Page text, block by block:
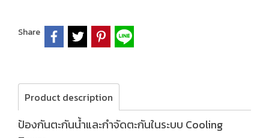
Share
Product description
ป้องกันตะกันน้ำและกำจัดตะกันในระบบ Cooling